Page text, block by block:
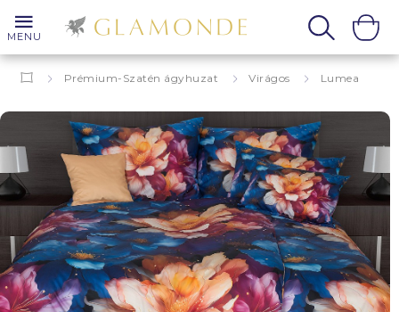
MENU
Prémium-Szatén ágyhuzat Virágos Lumea